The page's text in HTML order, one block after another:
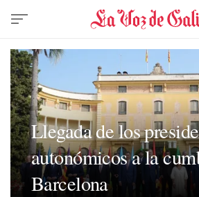
Llegada de los
autonómicos a la
Barcelona